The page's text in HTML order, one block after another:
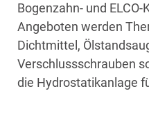
Bogenzahn- und
Angeboten werden
Dichtmittel,
Verschlussschrauben
die Hydrostatikanlage